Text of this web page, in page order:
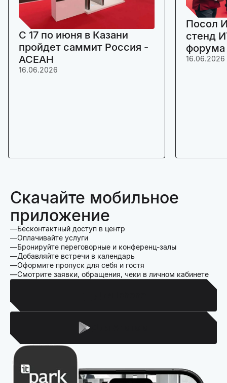
C 17 по июня в Казани
пройдет саммит Россия -
АСЕАН
16.06.2026
Посол
стенд
16.06.2026
Скачайте мобильное
приложение
Бесконтактный доступ в центр
Оплачивайте услуги
Бронируйте переговорные и конференц-залы
Добавляйте встречи в календарь
Оформите пропуск для себя и гостя
Смотрите заявки, обращения, чеки в личном кабинете